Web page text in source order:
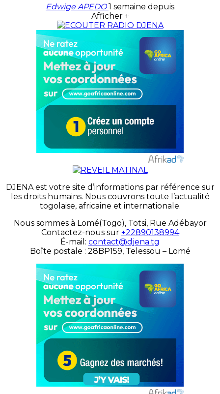
Edwige APEDO1 semaine depuis
Afficher +
DJENA est votre site d’informations par référence sur
les droits humains. Nous couvrons toute l’actualité
togolaise, africaine et internationale.
Nous sommes à Lomé(Togo), Totsi, Rue Adébayor
Contactez-nous sur +22890138994
É-mail: contact@djena.tg
Boîte postale : 28BP159, Telessou – Lomé